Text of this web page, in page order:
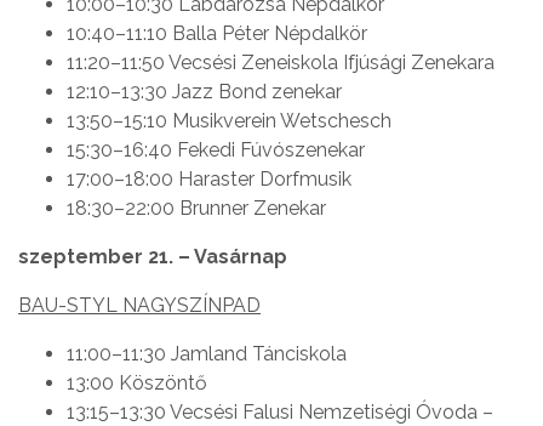
10:40–11:10 Balla Péter Népdalkör
11:20–11:50 Vecsési Zeneiskola Ifjúsági Zenekara
12:10–13:30 Jazz Bond zenekar
13:50–15:10 Musikverein Wetschesch
15:30–16:40 Fekedi Fúvószenekar
17:00–18:00 Haraster Dorfmusik
18:30–22:00 Brunner Zenekar
szeptember 21. – Vasárnap
BAU-STYL NAGYSZÍNPAD
11:00–11:30 Jamland Tánciskola
13:00 Köszöntő
13:15–13:30 Vecsési Falusi Nemzetiségi Óvoda –